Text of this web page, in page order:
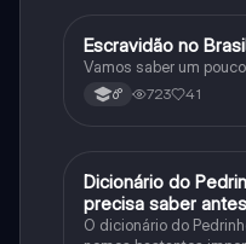
EHistória
Escravidão no
Vamos saber um
6° 723 41
DHistória
Dicionário do
precisa saber
segundo reinado!
O dicionário do